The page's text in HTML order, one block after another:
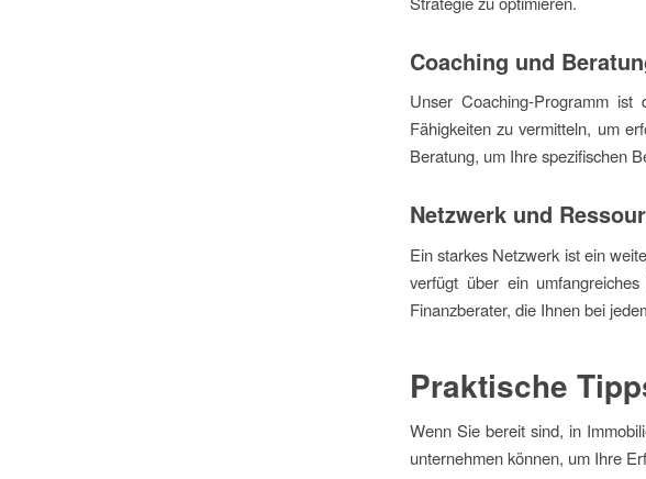
Coaching und
Unser Coaching-Programm
Fähigkeiten zu vermitteln, um
Beratung, um Ihre spezifischen
Netzwerk und
Ein starkes Netzwerk ist ein
verfügt über ein
Finanzberater, die Ihnen bei
Praktische
Wenn Sie bereit sind, in
unternehmen können, um Ihre